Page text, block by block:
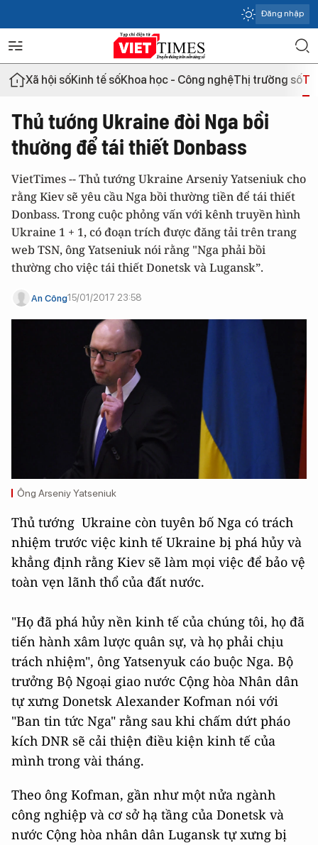
Đăng nhập
Xã hội sốKinh tế sốKhoa học - Công nghệThị trường số
Thủ tướng Ukraine đòi Nga bồi
thường để tái thiết Donbass
VietTimes -- Thủ tướng Ukraine Arseniy Yatseniuk cho
rằng Kiev sẽ yêu cầu Nga bồi thường tiền để tái thiết
Donbass. Trong cuộc phỏng vấn với kênh truyền hình
Ukraine 1 + 1, có đoạn trích được đăng tải trên trang
web TSN, ông Yatseniuk nói rằng "Nga phải bồi
thường cho việc tái thiết Donetsk và Lugansk”.
An Công15/01/2017 23:58
Ông Arseniy Yatseniuk
Thủ tướng Ukraine còn tuyên bố Nga có trách
nhiệm trước việc kinh tế Ukraine bị phá hủy và
khẳng định rằng Kiev sẽ làm mọi việc để bảo vệ
toàn vẹn lãnh thổ của đất nước.
"Họ đã phá hủy nền kinh tế của chúng tôi, họ đã
tiến hành xâm lược quân sự, và họ phải chịu
trách nhiệm", ông Yatsenyuk cáo buộc Nga. Bộ
trưởng Bộ Ngoại giao nước Cộng hòa Nhân dân
tự xưng Donetsk Alexander Kofman nói với
"Ban tin tức Nga" rằng sau khi chấm dứt pháo
kích DNR sẽ cải thiện điều kiện kinh tế của
mình trong vài tháng.
Theo ông Kofman, gần như một nửa ngành
công nghiệp và cơ sở hạ tầng của Donetsk và
nước Cộng hòa nhân dân Lugansk tự xưng bị